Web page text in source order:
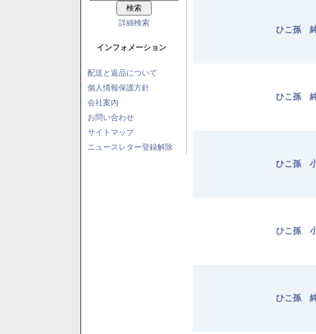
詳細検索
インフォメーション
配送と返品について
個人情報保護方針
会社案内
お問い合わせ
サイトマップ
ニュースレター登録解除
ひこ孫
ひこ孫
ひこ孫
ひこ孫
ひこ孫